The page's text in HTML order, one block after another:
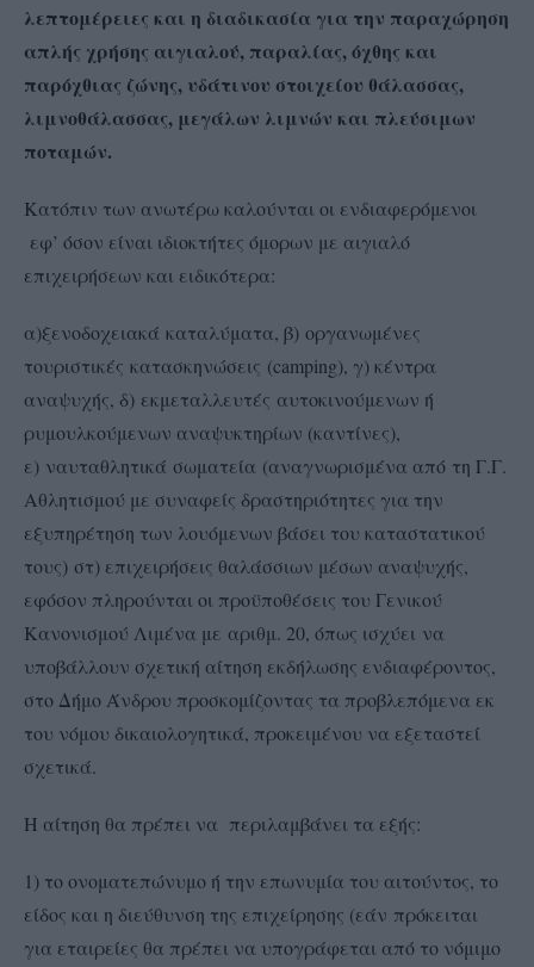
λεπτομέρειες και η διαδικασία για την παραχώρηση
απλής χρήσης αιγιαλού, παραλίας, όχθης και
παρόχθιας ζώνης, υδάτινου στοιχείου θάλασσας,
λιμνοθάλασσας, μεγάλων λιμνών και πλεύσιμων
ποταμών.
Κατόπιν των ανωτέρω καλούνται οι ενδιαφερόμενοι
εφ’ όσον είναι ιδιοκτήτες όμορων με αιγιαλό
επιχειρήσεων και ειδικότερα:
α)ξενοδοχειακά καταλύματα, β) οργανωμένες
τουριστικές κατασκηνώσεις (camping), γ) κέντρα
αναψυχής, δ) εκμεταλλευτές αυτοκινούμενων ή
ρυμουλκούμενων αναψυκτηρίων (καντίνες),
ε) ναυταθλητικά σωματεία (αναγνωρισμένα από τη Γ.Γ.
Αθλητισμού με συναφείς δραστηριότητες για την
εξυπηρέτηση των λουόμενων βάσει του καταστατικού
τους) στ) επιχειρήσεις θαλάσσιων μέσων αναψυχής,
εφόσον πληρούνται οι προϋποθέσεις του Γενικού
Κανονισμού Λιμένα με αριθμ. 20, όπως ισχύει να
υποβάλλουν σχετική αίτηση εκδήλωσης ενδιαφέροντος,
στο Δήμο Άνδρου προσκομίζοντας τα προβλεπόμενα εκ
του νόμου δικαιολογητικά, προκειμένου να εξεταστεί
σχετικά.
Η αίτηση θα πρέπει να περιλαμβάνει τα εξής:
1) το ονοματεπώνυμο ή την επωνυμία του αιτούντος, το
είδος και η διεύθυνση της επιχείρησης (εάν πρόκειται
για εταιρείες θα πρέπει να υπογράφεται από το νόμιμο